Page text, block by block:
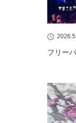
フリー